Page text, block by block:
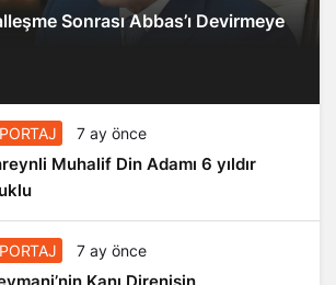
Sonrası Abbas’ı Devirmeye
7 ay önce
Muhalif Din Adamı 6 yıldır
7 ay önce
Kanı Direnişin